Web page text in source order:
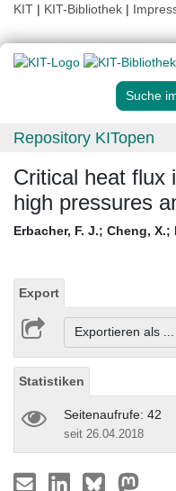
KIT | KIT-Bibliothek |
Suche
Repository KITopen
Critical heat flux
high pressures
Erbacher, F. J.; Cheng, X.;
Export
Exportieren als
Statistiken
Seitenaufrufe: 42
seit 26.04.2018